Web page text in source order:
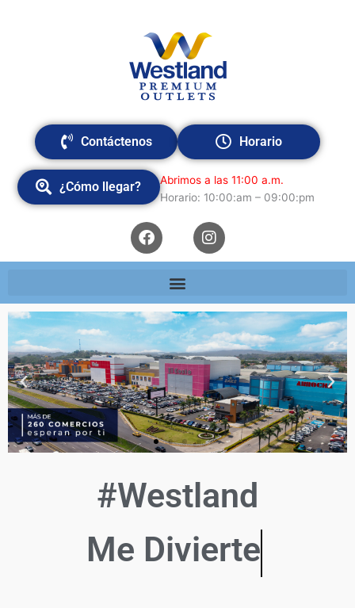
Contáctenos Horario
¿Cómo llegar?
Abrimos a las 11:00 a.m.
Horario: 10:00:am – 09:00:pm
F
a
c
e
o
k
n
s
t
r
a
m
#Westland
Me Divierte